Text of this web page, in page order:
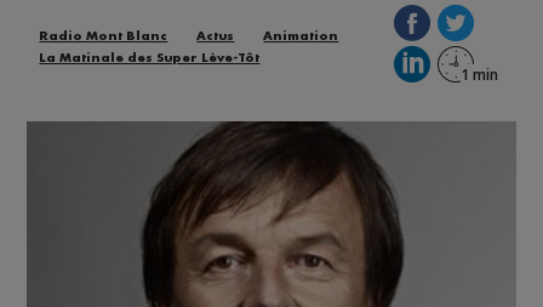
Radio Mont Blanc Actus
Animation
La Matinale des Super Lève-Tôt